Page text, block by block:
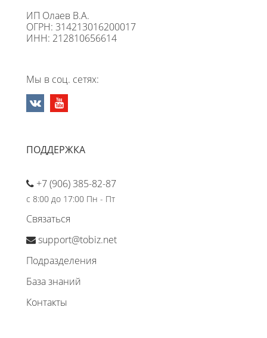
ИП Олаев В.А.
ОГРН: 314213016200017
ИНН: 212810656614
Мы в соц. сетях:
ПОДДЕРЖКА
+7 (906) 385-82-87
с 8:00 до 17:00 Пн - Пт
Связаться
support@tobiz.net
Подразделения
База знаний
Контакты